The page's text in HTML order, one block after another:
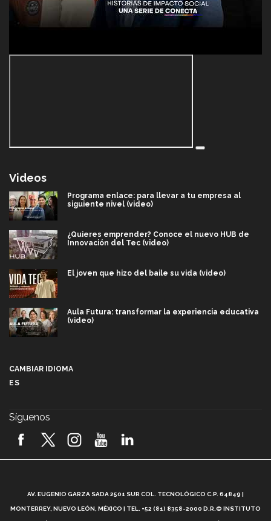
Videos
Programa enlace: para llevar a tu empresa al
siguiente nivel (video)
¿Quieres emprender? Conoce el nuevo HUB de
Innovación del Tec (video)
El joven que hizo del baile su vida (video)
Aula Futura: transformar la experiencia educativa
(video)
2026! (video)
¿Cómo es el Modelo Educativo Tec? (video)
CAMBIAR IDIOMA
ES
Síguenos
AV. EUGENIO GARZA SADA 2501 SUR COL. TECNOLÓGICO C.P. 64849 |
MONTERREY, NUEVO LEÓN, MÉXICO | TEL. +52 (81) 8358-2000 D.R.© INSTITUTO